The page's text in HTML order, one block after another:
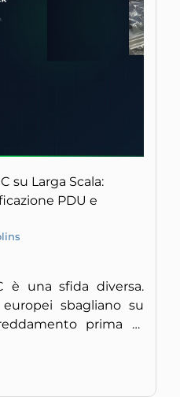
su Larga Scala:
PDU e
è una sfida diversa.
sbagliano su
prima di